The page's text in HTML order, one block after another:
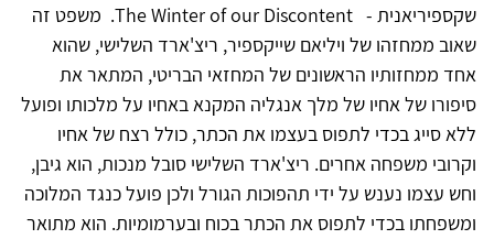
שקספיריאנית - The Winter of our Discontent. משפט זה
שאוב ממחזהו של ויליאם שייקספיר, ריצ'ארד השלישי, שהוא
אחד ממחזותיו הראשונים של המחזאי הבריטי, המתאר את
סיפורו של אחיו של מלך אנגליה המקנא באחיו על מלכותו ופועל
ללא סייג בכדי לתפוס בעצמו את הכתר, כולל רצח של אחיו
וקרובי משפחה אחרים. ריצ'ארד השלישי סובל מנכות, הוא גיבן,
וחש עצמו נענש על ידי תהפוכות הגורל ולכן פועל כנגד המלוכה
ומשפחתו בכדי לתפוס את הכתר בכוח ובערמומיות. הוא מתואר